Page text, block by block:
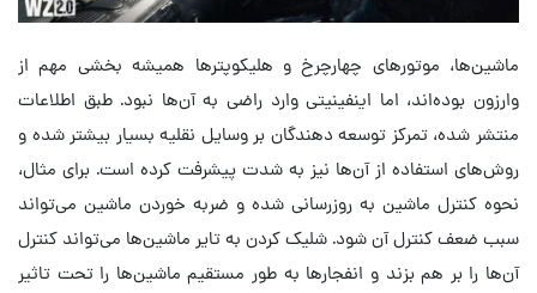
ماشین‌ها، موتورهای چهارچرخ و هلیکوپترها همیشه بخشی مهم از
وارزون بوده‌اند، اما اینفینیتی وارد راضی به آن‌ها نبود. طبق اطلاعات
منتشر شده، تمرکز توسعه دهندگان بر وسایل نقلیه بسیار بیشتر شده و
روش‌های استفاده از آن‌ها نیز به شدت پیشرفت کرده است. برای مثال،
نحوه کنترل ماشین به روزرسانی شده و ضربه خوردن ماشین می‌تواند
سبب ضعف کنترل آن شود. شلیک کردن به تایر ماشین‌ها می‌تواند کنترل
آن‌ها را بر هم بزند و انفجارها به طور مستقیم ماشین‌ها را تحت تاثیر